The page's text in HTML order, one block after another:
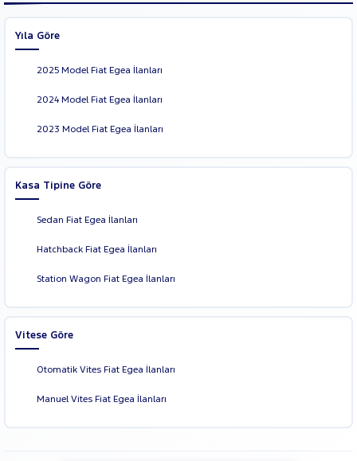
Yıla Göre
2025 Model Fiat Egea İlanları
2024 Model Fiat Egea İlanları
2023 Model Fiat Egea İlanları
Kasa Tipine Göre
Sedan Fiat Egea İlanları
Hatchback Fiat Egea İlanları
Station Wagon Fiat Egea İlanları
Vitese Göre
Otomatik Vites Fiat Egea İlanları
Manuel Vites Fiat Egea İlanları